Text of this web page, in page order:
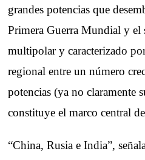
grandes potencias que
Primera Guerra Mundial y
multipolar y caracterizado
regional entre un número
potencias (ya no claramente
constituye el marco central
“China, Rusia e India”,